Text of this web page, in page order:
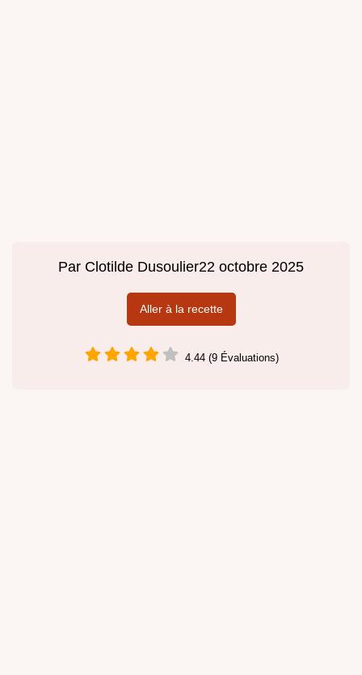
Par Clotilde Dusoulier22 octobre 2025
Aller à la recette
4.44 (9 Évaluations)